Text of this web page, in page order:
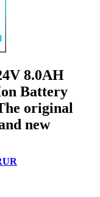
8.0AH
Battery
original
new